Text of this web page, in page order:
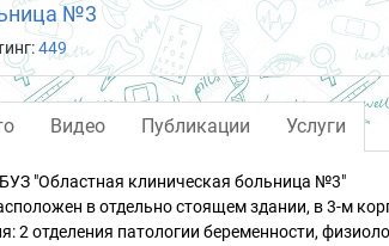
№3
449
Видео Публикации Услуги
"Областная клиническая больница №3"
в отдельно стоящем здании, в 3-м
2 отделения патологии беременности,